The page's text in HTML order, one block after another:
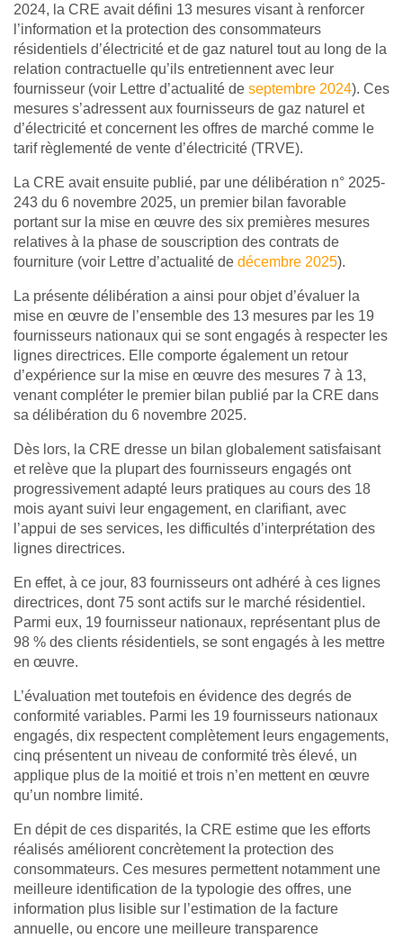
2024, la CRE avait défini 13 mesures visant à renforcer
l’information et la protection des consommateurs
résidentiels d’électricité et de gaz naturel tout au long de la
relation contractuelle qu’ils entretiennent avec leur
fournisseur (voir Lettre d’actualité de septembre 2024). Ces
mesures s’adressent aux fournisseurs de gaz naturel et
d’électricité et concernent les offres de marché comme le
tarif règlementé de vente d’électricité (TRVE).
La CRE avait ensuite publié, par une délibération n° 2025-
243 du 6 novembre 2025, un premier bilan favorable
portant sur la mise en œuvre des six premières mesures
relatives à la phase de souscription des contrats de
fourniture (voir Lettre d’actualité de décembre 2025).
La présente délibération a ainsi pour objet d’évaluer la
mise en œuvre de l’ensemble des 13 mesures par les 19
fournisseurs nationaux qui se sont engagés à respecter les
lignes directrices. Elle comporte également un retour
d’expérience sur la mise en œuvre des mesures 7 à 13,
venant compléter le premier bilan publié par la CRE dans
sa délibération du 6 novembre 2025.
Dès lors, la CRE dresse un bilan globalement satisfaisant
et relève que la plupart des fournisseurs engagés ont
progressivement adapté leurs pratiques au cours des 18
mois ayant suivi leur engagement, en clarifiant, avec
l’appui de ses services, les difficultés d’interprétation des
lignes directrices.
En effet, à ce jour, 83 fournisseurs ont adhéré à ces lignes
directrices, dont 75 sont actifs sur le marché résidentiel.
Parmi eux, 19 fournisseur nationaux, représentant plus de
98 % des clients résidentiels, se sont engagés à les mettre
en œuvre.
L’évaluation met toutefois en évidence des degrés de
conformité variables. Parmi les 19 fournisseurs nationaux
engagés, dix respectent complètement leurs engagements,
cinq présentent un niveau de conformité très élevé, un
applique plus de la moitié et trois n’en mettent en œuvre
qu’un nombre limité.
En dépit de ces disparités, la CRE estime que les efforts
réalisés améliorent concrètement la protection des
consommateurs. Ces mesures permettent notamment une
meilleure identification de la typologie des offres, une
information plus lisible sur l’estimation de la facture
annuelle, ou encore une meilleure transparence